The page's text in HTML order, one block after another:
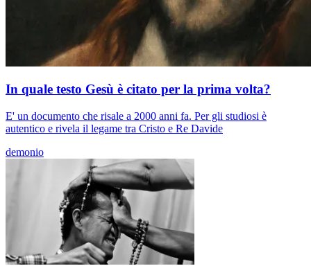
In quale testo Gesù è citato per la prima volta?
E' un documento che risale a 2000 anni fa. Per gli studiosi è
autentico e rivela il legame tra Cristo e Re Davide
demonio